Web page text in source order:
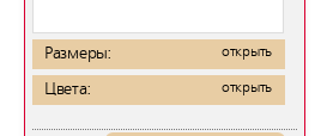
Размеры: открыть
Цвета: открыть